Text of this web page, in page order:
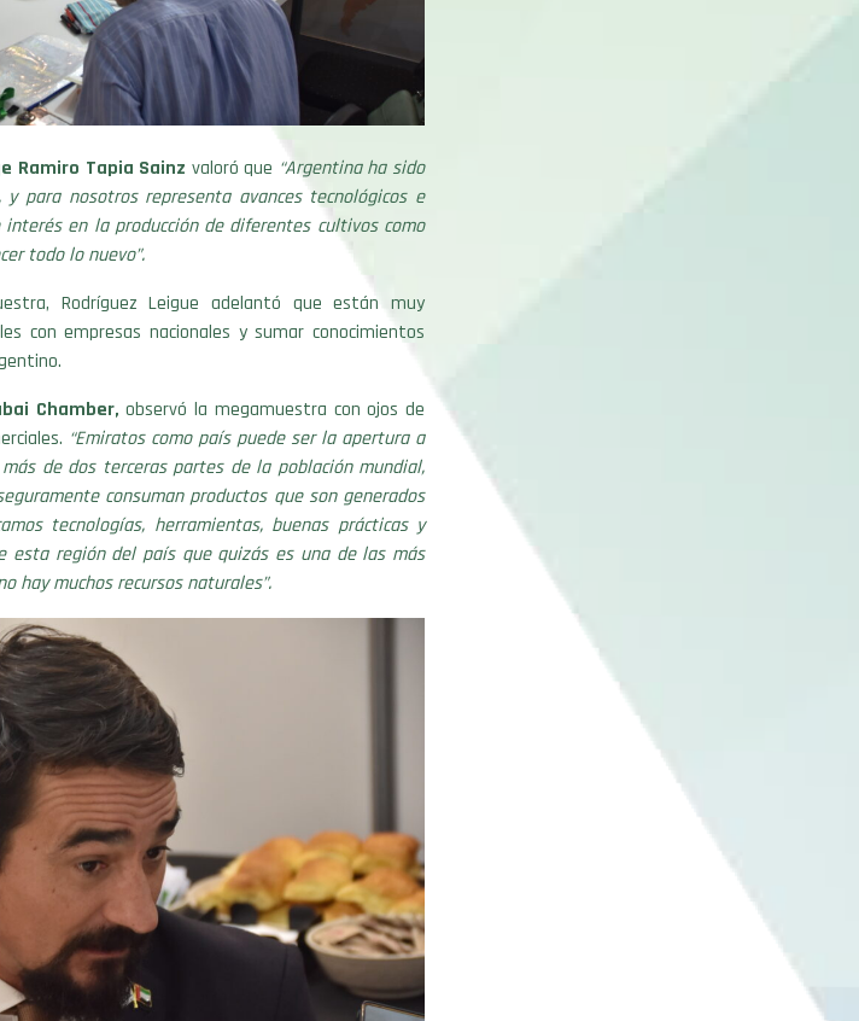
Ramiro Tapia Sainz valoró que “Argentina ha sido
para nosotros representa avances tecnológicos e
en la producción de diferentes cultivos como
todo lo nuevo”.
Rodríguez Leigue adelantó que están muy
con empresas nacionales y sumar conocimientos
Chamber, observó la megamuestra con ojos de
“Emiratos como país puede ser la apertura a
de dos terceras partes de la población mundial,
consuman productos que son generados
tecnologías, herramientas, buenas prácticas y
región del país que quizás es una de las más
hay muchos recursos naturales”.